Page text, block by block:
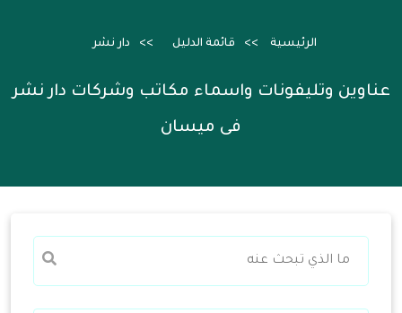
الرئيسية قائمة الدليل دار نشر
عناوين وتليفونات واسماء مكاتب وشركات دار نشر
فى ميسان